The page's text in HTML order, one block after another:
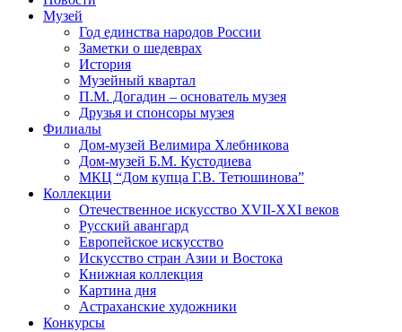
Музей
Год единства народов России
Заметки о шедеврах
История
Музейный квартал
П.М. Догадин – основатель музея
Друзья и спонсоры музея
Филиалы
Дом-музей Велимира Хлебникова
Дом-музей Б.М. Кустодиева
МКЦ “Дом купца Г.В. Тетюшинова”
Коллекции
Отечественное искусство XVII-XXI веков
Русский авангард
Европейское искусство
Искусство стран Азии и Востока
Книжная коллекция
Картина дня
Астраханские художники
Конкурсы